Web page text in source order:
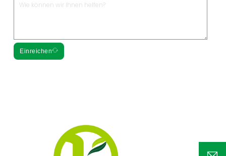
Einreichen